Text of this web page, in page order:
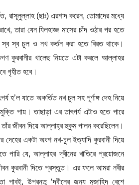
রাসূলুল্লাহ (ছাঃ) এরশাদ করেন, তোমাদের মধ্যে
তারা যেন যিলহাজ্জ মাসের চাঁদ ওঠার পর হতে
স্ব স্ব চুল ও নখ কর্তন করা হতে বিরত থাকে।
কুরবানীর খালেছ নিয়তে এটা করলে আল্লাহর
গৃহীত হবে।
হ’ল যাতে অকর্তিত নখ চুল সহ পূর্ণাঙ্গ দেহ নিয়ে
মুক্তি পায়। তাছাড়া এর তাৎপর্য এটাও হতে পারে
জীবন দিয়ে আল্লাহ্র হুকুম পালন করেছিলেন।
একটা অংশ নখ-চুল ইত্যাদি কুরবানী দিয়ে
পারি যে, আল্লাহর দ্বীনের খাতিরে প্রয়োজনে
কুরবানী দিতে প্রস্তুত। এর ফলে আমরা নবীর
পাবই, উপরন্তু ‘দ্বীনের জন্য মুজাহিদ বেশে